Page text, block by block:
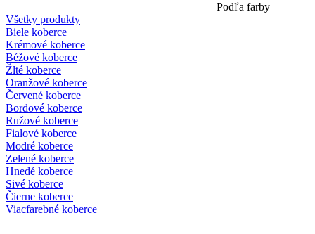
Podľa farby
Všetky produkty
Biele koberce
Krémové koberce
Béžové koberce
Žlté koberce
Oranžové koberce
Červené koberce
Bordové koberce
Ružové koberce
Fialové koberce
Modré koberce
Zelené koberce
Hnedé koberce
Sivé koberce
Čierne koberce
Viacfarebné koberce